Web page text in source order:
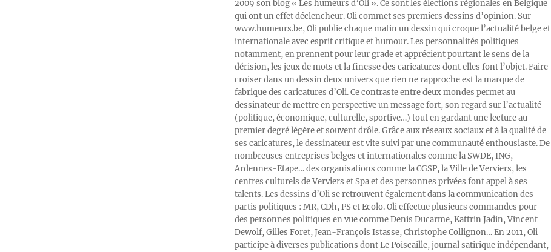
2009 son blog « Les humeurs d’Oli ». Ce sont les élections régionales en Belgique
qui ont un effet déclencheur. Oli commet ses premiers dessins d’opinion. Sur
www.humeurs.be, Oli publie chaque matin un dessin qui croque l’actualité belge et
internationale avec esprit critique et humour. Les personnalités politiques
notamment, en prennent pour leur grade et apprécient pourtant le sens de la
dérision, les jeux de mots et la finesse des caricatures dont elles font l’objet. Faire
croiser dans un dessin deux univers que rien ne rapproche est la marque de
fabrique des caricatures d’Oli. Ce contraste entre deux mondes permet au
dessinateur de mettre en perspective un message fort, son regard sur l’actualité
(politique, économique, culturelle, sportive…) tout en gardant une lecture au
premier degré légère et souvent drôle. Grâce aux réseaux sociaux et à la qualité de
ses caricatures, le dessinateur est vite suivi par une communauté enthousiaste. De
nombreuses entreprises belges et internationales comme la SWDE, ING,
Ardennes-Etape… des organisations comme la CGSP, la Ville de Verviers, les
centres culturels de Verviers et Spa et des personnes privées font appel à ses
talents. Les dessins d’Oli se retrouvent également dans la communication des
partis politiques : MR, CDh, PS et Ecolo. Oli effectue plusieurs commandes pour
des personnes politiques en vue comme Denis Ducarme, Kattrin Jadin, Vincent
Dewolf, Gilles Foret, Jean-François Istasse, Christophe Collignon… En 2011, Oli
participe à diverses publications dont Le Poiscaille, journal satirique indépendant,